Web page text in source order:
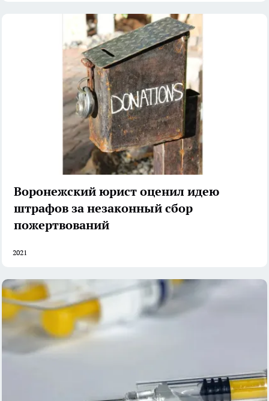
Воронежский юрист оценил идею
штрафов за незаконный сбор
пожертвований
2021